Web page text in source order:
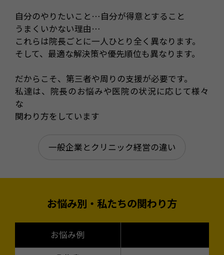
自分のやりたいこと…自分が得意とすること
うまくいかない理由…
これらは院長ごとに一人ひとり全く異なります。
そして、最適な解決策や優先順位も異なります。
だからこそ、第三者や周りの支援が必要です。
私達は、院長のお悩みや医院の状況に応じて様々
な
関わり方をしています
一般企業とクリニック経営の違い
お悩み別・私たちの関わり方
お悩み例